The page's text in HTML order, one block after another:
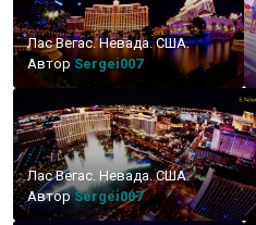
Лас Вегас. Невада. США.
Автор Sergei007
Лас Вегас. Невада. США.
АвторSergei007